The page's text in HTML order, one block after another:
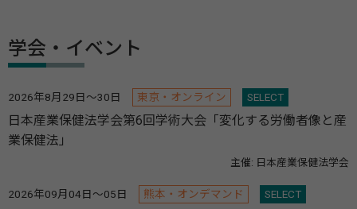
学会・イベント
2026年8月29日～30日 東京・オンライン SELECT
日本産業保健法学会第6回学術大会「変化する労働者像と産
業保健法」
主催: 日本産業保健法学会
2026年09月04日～05日 熊本・オンデマンド SELECT